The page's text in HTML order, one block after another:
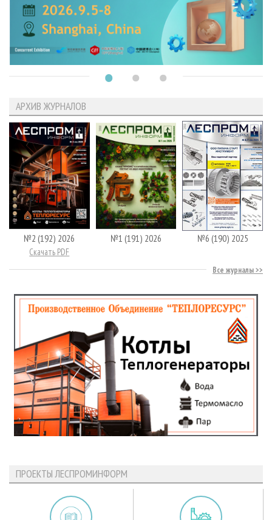
АРХИВ ЖУРНАЛОВ
№2 (192) 2026
Скачать PDF
№1 (191) 2026 №6 (190) 2025
Все журналы
ПРОЕКТЫ ЛЕСПРОМИНФОРМ